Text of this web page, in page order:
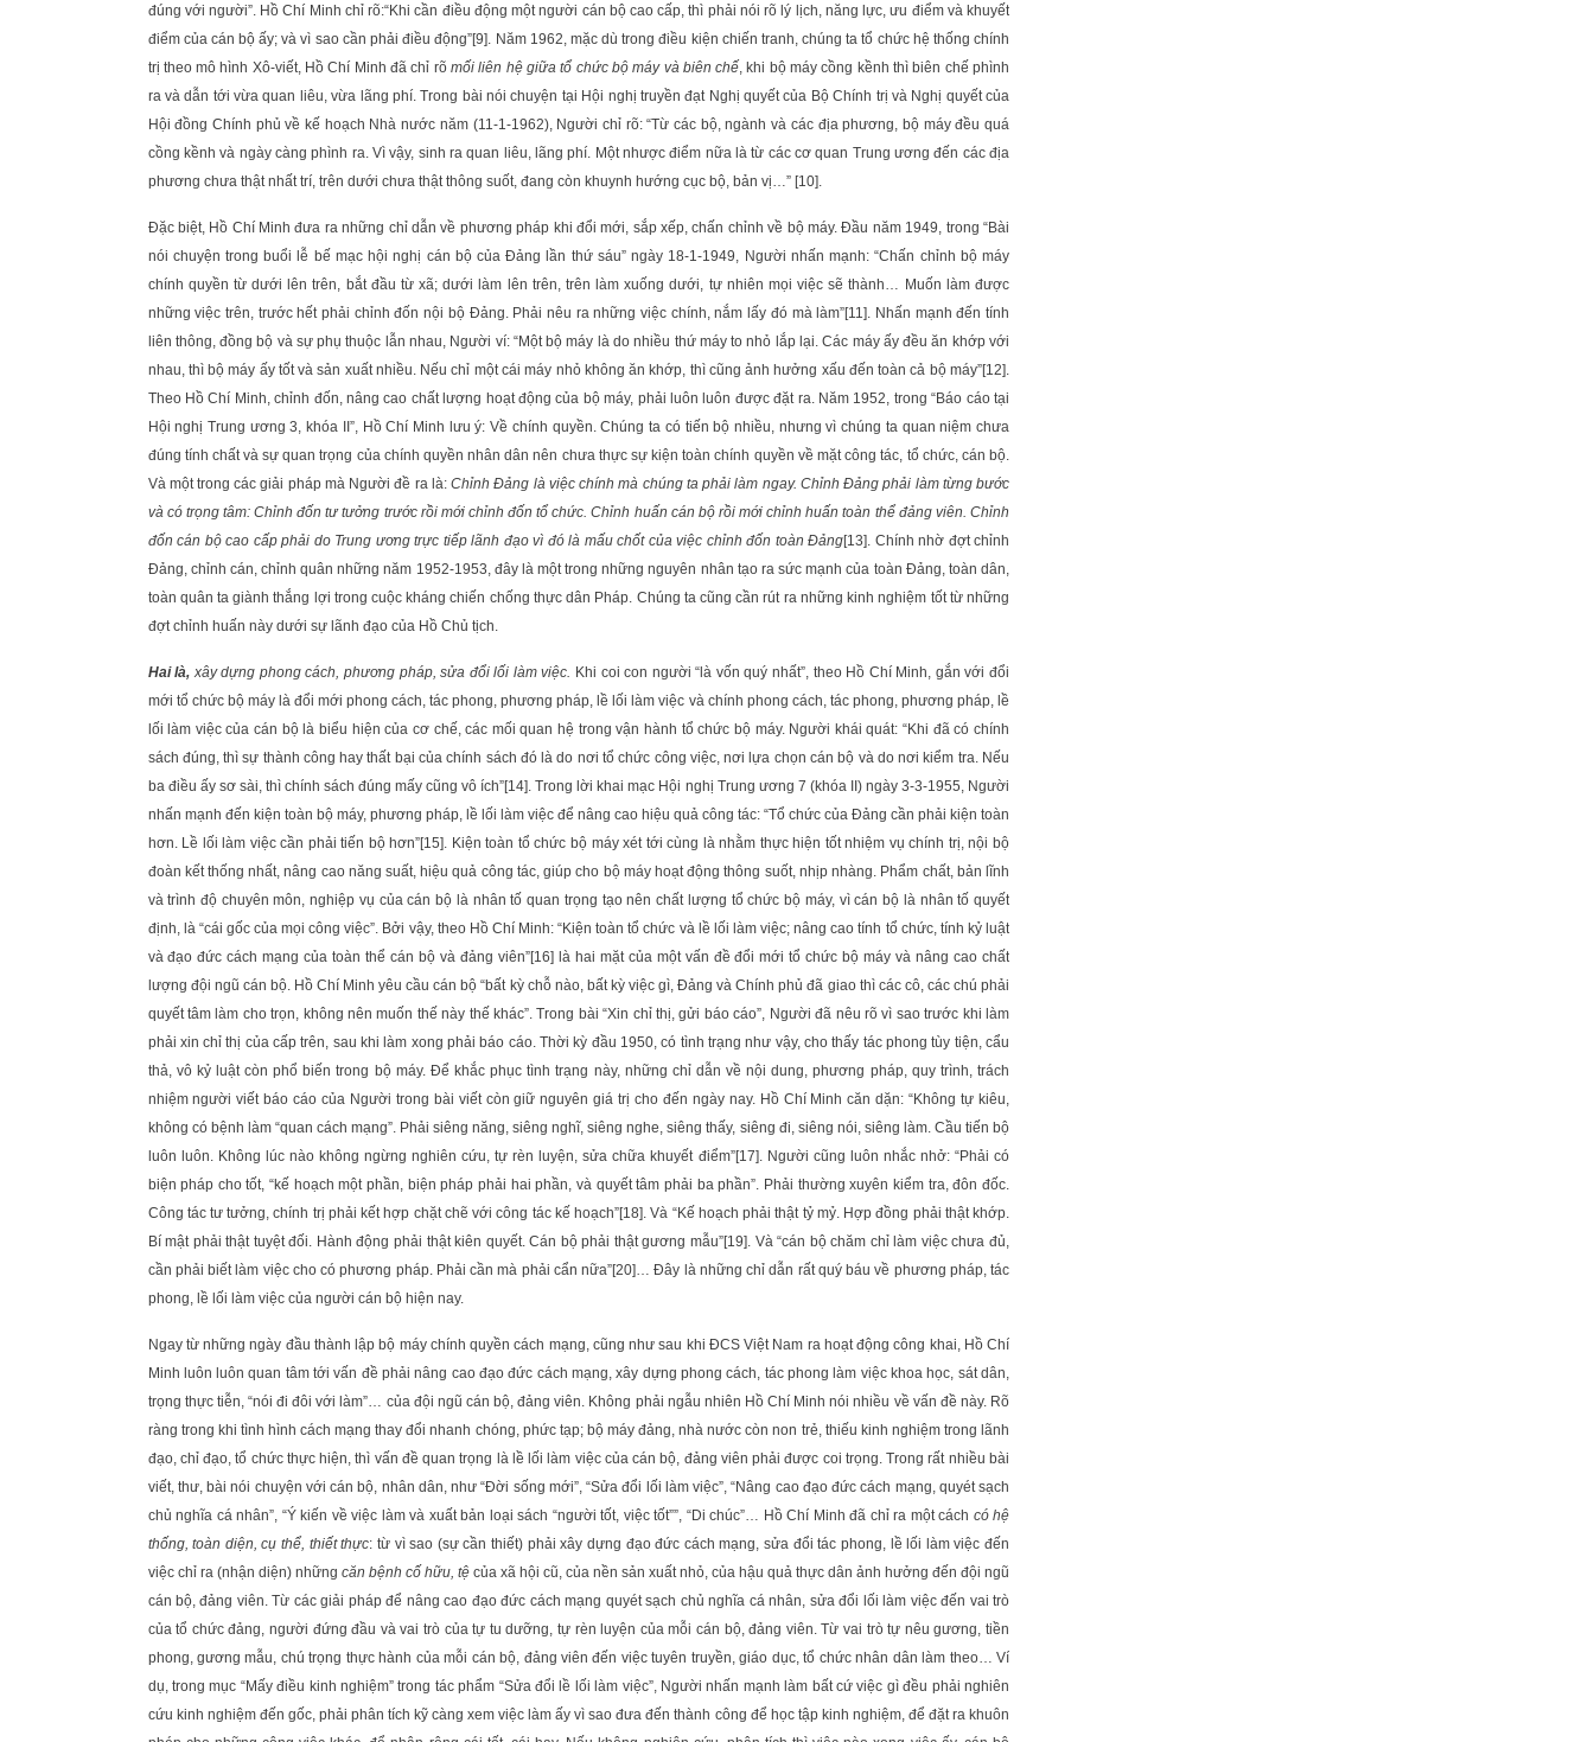
đúng với người”. Hồ Chí Minh chỉ rõ:“Khi cần điều động một người cán bộ cao cấp, thì phải nói rõ lý lịch, năng lực, ưu điểm và khuyết
điểm của cán bộ ấy; và vì sao cần phải điều động”[9] . Năm 1962, mặc dù trong điều kiện chiến tranh, chúng ta tổ chức hệ thống chính
trị theo mô hình Xô-viết, Hồ Chí Minh đã chỉ rõ mối liên hệ giữa tổ chức bộ máy và biên chế , khi bộ máy cồng kềnh thì biên chế phình
ra và dẫn tới vừa quan liêu, vừa lãng phí. Trong bài nói chuyện tại Hội nghị truyền đạt Nghị quyết của Bộ Chính trị và Nghị quyết của
Hội đồng Chính phủ về kế hoạch Nhà nước năm (11-1-1962), Người chỉ rõ: “Từ các bộ, ngành và các địa phương, bộ máy đều quá
cồng kềnh và ngày càng phình ra. Vì vậy, sinh ra quan liêu, lãng phí. Một nhược điểm nữa là từ các cơ quan Trung ương đến các địa
phương chưa thật nhất trí, trên dưới chưa thật thông suốt, đang còn khuynh hướng cục bộ, bản vị…” [10].
Đặc biệt, Hồ Chí Minh đưa ra những chỉ dẫn về phương pháp khi đổi mới, sắp xếp, chấn chỉnh về bộ máy. Đầu năm 1949, trong “Bài
nói chuyện trong buổi lễ bế mạc hội nghị cán bộ của Đảng lần thứ sáu” ngày 18-1-1949, Người nhấn mạnh: “Chấn chỉnh bộ máy
chính quyền từ dưới lên trên, bắt đầu từ xã; dưới làm lên trên, trên làm xuống dưới, tự nhiên mọi việc sẽ thành… Muốn làm được
những việc trên, trước hết phải chỉnh đốn nội bộ Đảng. Phải nêu ra những việc chính, nắm lấy đó mà làm”[11] . Nhấn mạnh đến tính
liên thông, đồng bộ và sự phụ thuộc lẫn nhau, Người ví: “Một bộ máy là do nhiều thứ máy to nhỏ lắp lại. Các máy ấy đều ăn khớp với
nhau, thì bộ máy ấy tốt và sản xuất nhiều. Nếu chỉ một cái máy nhỏ không ăn khớp, thì cũng ảnh hưởng xấu đến toàn cả bộ máy”[12]
Theo Hồ Chí Minh, chỉnh đốn, nâng cao chất lượng hoạt động của bộ máy, phải luôn luôn được đặt ra. Năm 1952, trong “Báo cáo tại
Hội nghị Trung ương 3, khóa II”, Hồ Chí Minh lưu ý: Về chính quyền. Chúng ta có tiến bộ nhiều, nhưng vì chúng ta quan niệm chưa
đúng tính chất và sự quan trọng của chính quyền nhân dân nên chưa thực sự kiện toàn chính quyền về mặt công tác, tổ chức, cán bộ.
Và một trong các giải pháp mà Người đề ra là:Chỉnh Đảng là việc chính mà chúng ta phải làm ngay. Chỉnh Đảng phải làm từng bước
và có trọng tâm: Chỉnh đốn tư tưởng trước rồi mới chỉnh đốn tổ chức. Chỉnh huấn cán bộ rồi mới chỉnh huấn toàn thể đảng viên. Chỉnh
đốn cán bộ cao cấp phải do Trung ương trực tiếp lãnh đạo vì đó là mấu chốt của việc chỉnh đốn toàn Đảng[13] . Chính nhờ đợt chỉnh
Đảng, chỉnh cán, chỉnh quân những năm 1952-1953, đây là một trong những nguyên nhân tạo ra sức mạnh của toàn Đảng, toàn dân,
toàn quân ta giành thắng lợi trong cuộc kháng chiến chống thực dân Pháp. Chúng ta cũng cần rút ra những kinh nghiệm tốt từ những
đợt chỉnh huấn này dưới sự lãnh đạo của Hồ Chủ tịch.
Hai là, xây dựng phong cách, phương pháp, sửa đổi lối làm việc. Khi coi con người “là vốn quý nhất”, theo Hồ Chí Minh, gắn với đổi
mới tổ chức bộ máy là đổi mới phong cách, tác phong, phương pháp, lề lối làm việc và chính phong cách, tác phong, phương pháp, lề
lối làm việc của cán bộ là biểu hiện của cơ chế, các mối quan hệ trong vận hành tổ chức bộ máy. Người khái quát: “Khi đã có chính
sách đúng, thì sự thành công hay thất bại của chính sách đó là do nơi tổ chức công việc, nơi lựa chọn cán bộ và do nơi kiểm tra. Nếu
ba điều ấy sơ sài, thì chính sách đúng mấy cũng vô ích”[14] . Trong lời khai mạc Hội nghị Trung ương 7 (khóa II) ngày 3-3-1955, Người
nhấn mạnh đến kiện toàn bộ máy, phương pháp, lề lối làm việc để nâng cao hiệu quả công tác: “Tổ chức của Đảng cần phải kiện toàn
hơn. Lề lối làm việc cần phải tiến bộ hơn”[15] . Kiện toàn tổ chức bộ máy xét tới cùng là nhằm thực hiện tốt nhiệm vụ chính trị, nội bộ
đoàn kết thống nhất, nâng cao năng suất, hiệu quả công tác, giúp cho bộ máy hoạt động thông suốt, nhịp nhàng. Phẩm chất, bản lĩnh
và trình độ chuyên môn, nghiệp vụ của cán bộ là nhân tố quan trọng tạo nên chất lượng tổ chức bộ máy, vì cán bộ là nhân tố quyết
định, là “cái gốc của mọi công việc”. Bởi vậy, theo Hồ Chí Minh: “Kiện toàn tổ chức và lề lối làm việc; nâng cao tính tổ chức, tính kỷ luật
và đạo đức cách mạng của toàn thể cán bộ và đảng viên”[16]là hai mặt của một vấn đề đổi mới tổ chức bộ máy và nâng cao chất
lượng đội ngũ cán bộ. Hồ Chí Minh yêu cầu cán bộ “bất kỳ chỗ nào, bất kỳ việc gì, Đảng và Chính phủ đã giao thì các cô, các chú phải
quyết tâm làm cho trọn, không nên muốn thế này thế khác”. Trong bài “Xin chỉ thị, gửi báo cáo”, Người đã nêu rõ vì sao trước khi làm
phải xin chỉ thị của cấp trên, sau khi làm xong phải báo cáo. Thời kỳ đầu 1950, có tình trạng như vậy, cho thấy tác phong tùy tiện, cẩu
thả, vô kỷ luật còn phổ biến trong bộ máy. Để khắc phục tình trạng này, những chỉ dẫn về nội dung, phương pháp, quy trình, trách
nhiệm người viết báo cáo của Người trong bài viết còn giữ nguyên giá trị cho đến ngày nay. Hồ Chí Minh căn dặn: “Không tự kiêu,
không có bệnh làm “quan cách mạng”. Phải siêng năng, siêng nghĩ, siêng nghe, siêng thấy, siêng đi, siêng nói, siêng làm. Cầu tiến bộ
luôn luôn. Không lúc nào không ngừng nghiên cứu, tự rèn luyện, sửa chữa khuyết điểm”[17]. Người cũng luôn nhắc nhở: “Phải có
biện pháp cho tốt, “kế hoạch một phần, biện pháp phải hai phần, và quyết tâm phải ba phần”. Phải thường xuyên kiểm tra, đôn đốc.
Công tác tư tưởng, chính trị phải kết hợp chặt chẽ với công tác kế hoạch”[18] . Và “Kế hoạch phải thật tỷ mỷ. Hợp đồng phải thật khớp.
Bí mật phải thật tuyệt đối. Hành động phải thật kiên quyết. Cán bộ phải thật gương mẫu”[19]. Và “cán bộ chăm chỉ làm việc chưa đủ,
cần phải biết làm việc cho có phương pháp. Phải cần mà phải cẩn nữa”[20] … Đây là những chỉ dẫn rất quý báu về phương pháp, tác
phong, lề lối làm việc của người cán bộ hiện nay.
Ngay từ những ngày đầu thành lập bộ máy chính quyền cách mạng, cũng như sau khi ĐCS Việt Nam ra hoạt động công khai, Hồ Chí
Minh luôn luôn quan tâm tới vấn đề phải nâng cao đạo đức cách mạng, xây dựng phong cách, tác phong làm việc khoa học, sát dân,
trọng thực tiễn, “nói đi đôi với làm”… của đội ngũ cán bộ, đảng viên. Không phải ngẫu nhiên Hồ Chí Minh nói nhiều về vấn đề này. Rõ
ràng trong khi tình hình cách mạng thay đổi nhanh chóng, phức tạp; bộ máy đảng, nhà nước còn non trẻ, thiếu kinh nghiệm trong lãnh
đạo, chỉ đạo, tổ chức thực hiện, thì vấn đề quan trọng là lề lối làm việc của cán bộ, đảng viên phải được coi trọng. Trong rất nhiều bài
viết, thư, bài nói chuyện với cán bộ, nhân dân, như “Đời sống mới”, “Sửa đổi lối làm việc”, “Nâng cao đạo đức cách mạng, quyét sạch
chủ nghĩa cá nhân”, “Ý kiến về việc làm và xuất bản loại sách “người tốt, việc tốt””, “Di chúc”… Hồ Chí Minh đã chỉ ra một cách có hệ
thống, toàn diện, cụ thể, thiết thực: từ vì sao (sự cần thiết) phải xây dựng đạo đức cách mạng, sửa đổi tác phong, lề lối làm việc đến
việc chỉ ra (nhận diện) những căn bệnh cố hữu, tệcủa xã hội cũ, của nền sản xuất nhỏ, của hậu quả thực dân ảnh hưởng đến đội ngũ
cán bộ, đảng viên. Từ các giải pháp để nâng cao đạo đức cách mạng quyét sạch chủ nghĩa cá nhân, sửa đổi lối làm việc đến vai trò
của tổ chức đảng, người đứng đầu và vai trò của tự tu dưỡng, tự rèn luyện của mỗi cán bộ, đảng viên. Từ vai trò tự nêu gương, tiền
phong, gương mẫu, chú trọng thực hành của mỗi cán bộ, đảng viên đến việc tuyên truyền, giáo dục, tổ chức nhân dân làm theo… Ví
dụ, trong mục “Mấy điều kinh nghiệm” trong tác phẩm “Sửa đổi lề lối làm việc”, Người nhấn mạnh làm bất cứ việc gì đều phải nghiên
cứu kinh nghiệm đến gốc, phải phân tích kỹ càng xem việc làm ấy vì sao đưa đến thành công để học tập kinh nghiệm, để đặt ra khuôn